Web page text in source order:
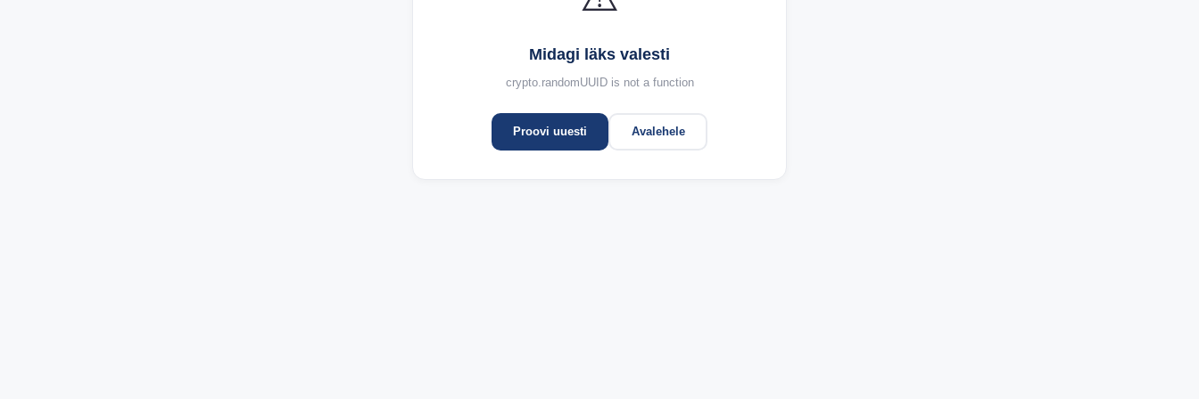
Midagi läks valesti
crypto.randomUUID is not a function
Proovi uuesti Avalehele